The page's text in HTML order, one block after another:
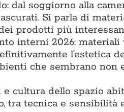
dal soggiorno alla
Si parla di
prodotti più
interni 2026:
l’estetica
che sembrano non
cultura dello spazio
tra tecnica e sensibilità